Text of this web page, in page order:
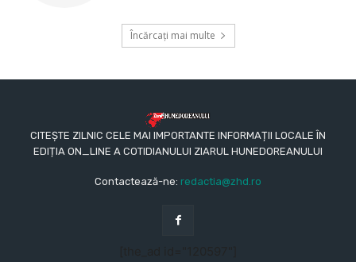
Încărcați mai multe
CITEȘTE ZILNIC CELE MAI IMPORTANTE INFORMAȚII LOCALE ÎN
EDIȚIA ON_LINE A COTIDIANULUI ZIARUL HUNEDOREANULUI
Contactează-ne: redactia@zhd.ro